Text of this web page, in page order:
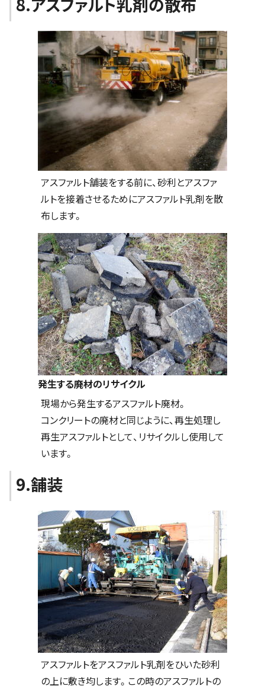
アスファルト舗装をする前に、砂利とアスファ
ルトを接着させるためにアスファルト乳剤を散
布します。
発生する廃材のリサイクル
現場から発生するアスファルト廃材。
コンクリートの廃材と同じように、再生処理し
再生アスファルトとして、リサイクルし使用して
います。
9.舗装
アスファルトをアスファルト乳剤をひいた砂利
の上に敷き均します。この時のアスファルトの